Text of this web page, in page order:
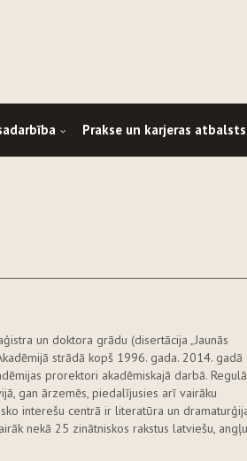
Prakse un karjeras atbalsts
un doktora grādu (disertācija „Jaunās
strādā kopš 1996. gada. 2014. gadā
prorektori akadēmiskajā darbā.
gan ārzemēs, piedalījusies arī vairāku
interešu centrā ir literatūra un
nekā 25 zinātniskos rakstus latviešu,